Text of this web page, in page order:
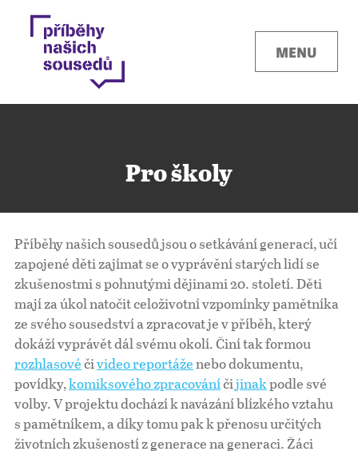
MENU
Kontakty
Místa
O projektu
Pro města
Pro školy
Příběhy našich sousedů
Pro školy
Příběhy našich sousedů jsou o setkávání generací, učí
zapojené děti zajímat se o vyprávění starých lidí se
zkušenostmi s pohnutými dějinami 20. století. Děti
mají za úkol natočit celoživotní vzpomínky pamětníka
ze svého sousedství a zpracovat je v příběh, který
dokáží vyprávět dál svému okolí. Činí tak formou
rozhlasovéčivideo reportáženebo dokumentu,
povídky,komiksového zpracováníčijinakpodle své
volby. V projektu dochází k navázání blízkého vztahu
s pamětníkem, a díky tomu pak k přenosu určitých
životních zkušeností z generace na generaci. Žáci